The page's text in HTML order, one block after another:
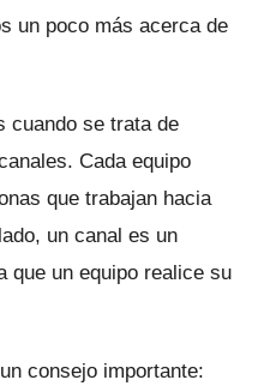
un poco más acerca de
cuando se trata de
Cada equipo
que trabajan hacia
un canal es un
que un equipo realice su
consejo importante: